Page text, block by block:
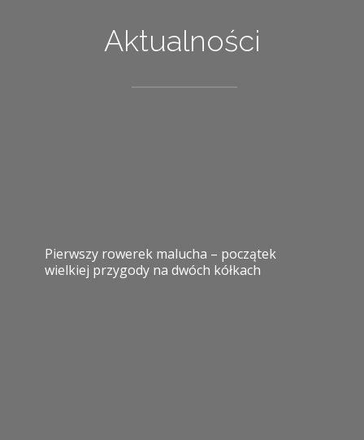
Aktualności
Pierwszy rowerek malucha – początek
wielkiej przygody na dwóch kółkach